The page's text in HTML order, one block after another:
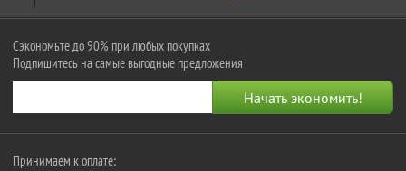
Сэкономьте до 90% при любых покупках
Подпишитесь на самые выгодные предложения
Принимаем к оплате: